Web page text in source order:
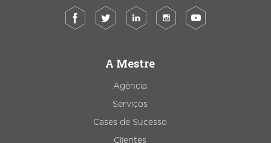
A Mestre
Agência
Serviços
Cases de Sucesso
Clientes